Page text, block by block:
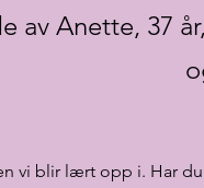
av Anette, 37
vi blir lært opp i. Har